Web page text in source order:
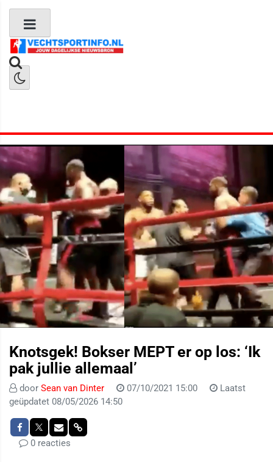
Knotsgek! Bokser MEPT er op los: ‘Ik
pak jullie allemaal’
door Sean van Dinter 07/10/2021 15:00
Laatst
geüpdatet 08/05/2026 14:50
0 reacties